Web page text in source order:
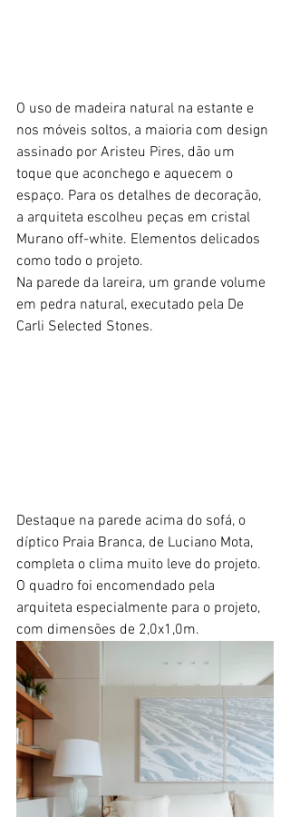
O uso de madeira natural na estante e
nos móveis soltos, a maioria com design
assinado por Aristeu Pires, dão um
toque que aconchego e aquecem o
espaço. Para os detalhes de decoração,
a arquiteta escolheu peças em cristal
Murano off-white. Elementos delicados
como todo o projeto.
Na parede da lareira, um grande volume
em pedra natural, executado pela De
Carli Selected Stones.
Destaque na parede acima do sofá, o
díptico Praia Branca, de Luciano Mota,
completa o clima muito leve do projeto.
O quadro foi encomendado pela
arquiteta especialmente para o projeto,
com dimensões de 2,0x1,0m.